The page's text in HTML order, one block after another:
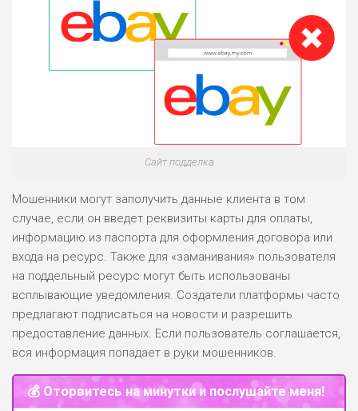
Сайт подделка
Мошенники могут заполучить данные клиента в том
случае, если он введет реквизиты карты для оплаты,
информацию из паспорта для оформления договора или
входа на ресурс. Также для «заманивания» пользователя
на поддельный ресурс могут быть использованы
всплывающие уведомления. Создатели платформы часто
предлагают подписаться на новости и разрешить
предоставление данных. Если пользователь соглашается,
вся информация попадает в руки мошенников.
💰 Оторвитесь на минутки и послушайте меня!